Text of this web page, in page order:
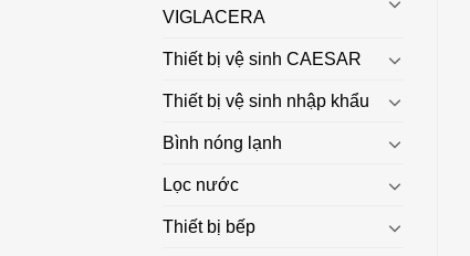
VIGLACERA
Thiết bị vệ sinh CAESAR
Thiết bị vệ sinh nhập khẩu
Bình nóng lạnh
Lọc nước
Thiết bị bếp